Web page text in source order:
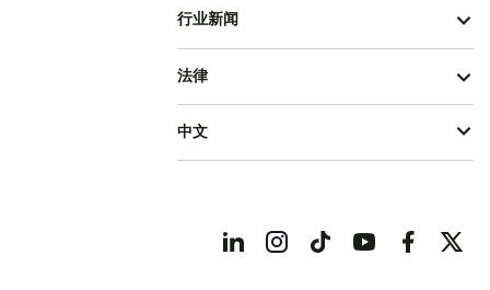
行业新闻
法律
中文